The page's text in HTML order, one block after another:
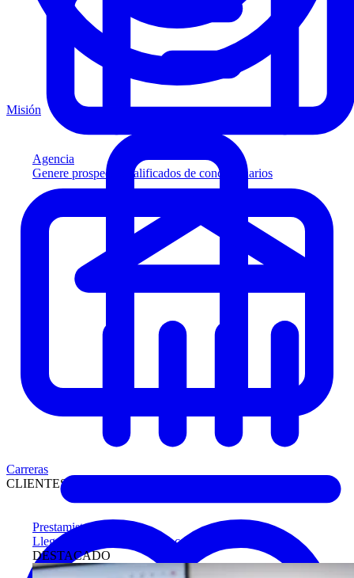
Agencia
Genere prospectos calificados de concesionarios
Prestamistas
Llegue antes a compradores calificados
DESTACADO
Misión
Carreras
CLIENTES